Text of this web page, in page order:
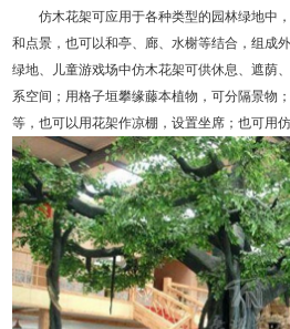
仿木花架可应用于各种类型的园林绿地中，
和点景，也可以和亭、廊、水榭等结合，组成
绿地、儿童游戏场中仿木花架可供休息、遮荫
系空间；用格子垣攀缘藤本植物，可分隔景物
等，也可以用花架作凉棚，设置坐席；也可用